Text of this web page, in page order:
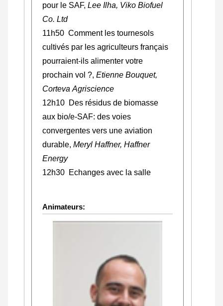
pour le SAF,Lee Ilha, Viko Biofuel
Co. Ltd
11h50 Comment les tournesols
cultivés par les agriculteurs français
pourraient-ils alimenter votre
prochain vol ?,Etienne Bouquet,
Corteva Agriscience
12h10 Des résidus de biomasse
aux bio/e-SAF: des voies
convergentes vers une aviation
durable,Meryl Haffner, Haffner
Energy
12h30 Echanges avec la salle
Animateurs: